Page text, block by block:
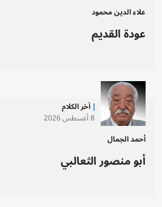
علاء الدين محمود
عودة القديم
آخر الكلام
8 أغسطس 2026
أحمد الجمال
أبو منصور الثعالبي